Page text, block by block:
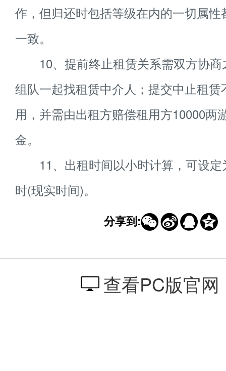
作，但归还时包括等级在内的一切属
一致。
10、提前终止租赁关系需双方协商
组队一起找租赁中介人；提交中止租赁
用，并需由出租方赔偿租用方10000两
金。
11、出租时间以小时计算，可设
时(现实时间)。
分享到:
查看PC版官网